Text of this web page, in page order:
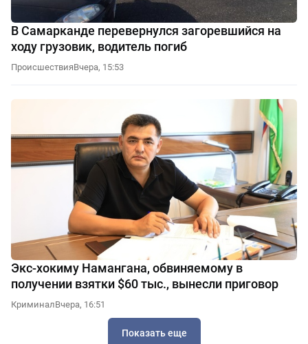
В Самарканде перевернулся загоревшийся на
ходу грузовик, водитель погиб
ПроисшествияВчера, 15:53
Экс-хокиму Намангана, обвиняемому в
получении взятки $60 тыс., вынесли приговор
КриминалВчера, 16:51
Показать еще